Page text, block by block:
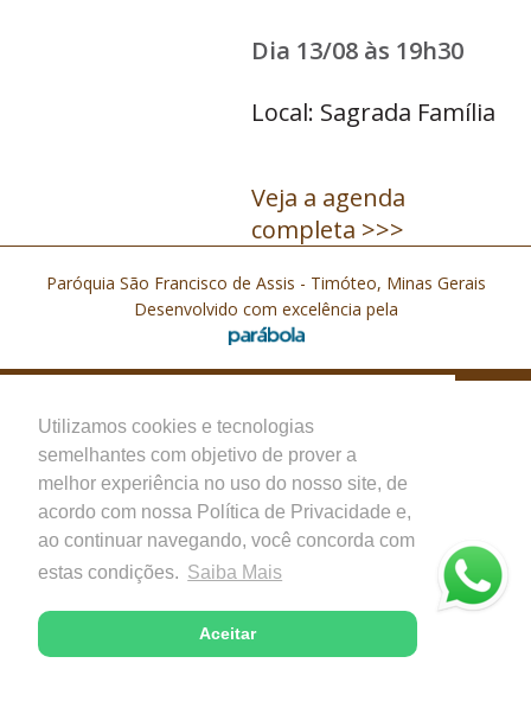
Utilizamos cookies e tecnologias
semelhantes com objetivo de prover a
melhor experiência no uso do nosso site, de
acordo com nossa Política de Privacidade e,
ao continuar navegando, você concorda com
estas condições. Saiba Mais
Aceitar
Dia 13/08 às 19h30
Local: Sagrada Família
Veja a agenda
completa >>>
Paróquia São Francisco de Assis - Timóteo, Minas Gerais
Desenvolvido com excelência pela